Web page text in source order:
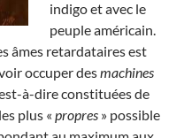
indigo et avec le
peuple américain.
âmes retardataires est
occuper desmachines
à-dire constituées de
les plus « propres » possible